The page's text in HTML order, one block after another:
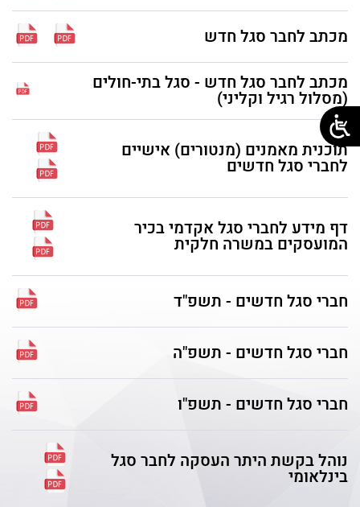
מכתב לחבר סגל חדש
מכתב לחבר סגל חדש - סגל בתי-חולים
(מסלול רגיל וקליני)
תוכנית מאמנים (מנטורים) אישיים
לחברי סגל חדשים
דף מידע לחברי סגל אקדמי בכיר
המועסקים במשרה חלקית
חברי סגל חדשים - תשפ"ד
חברי סגל חדשים - תשפ"ה
חברי סגל חדשים - תשפ"ו
נוהל בקשת היתר העסקה לחבר סגל
בינלאומי